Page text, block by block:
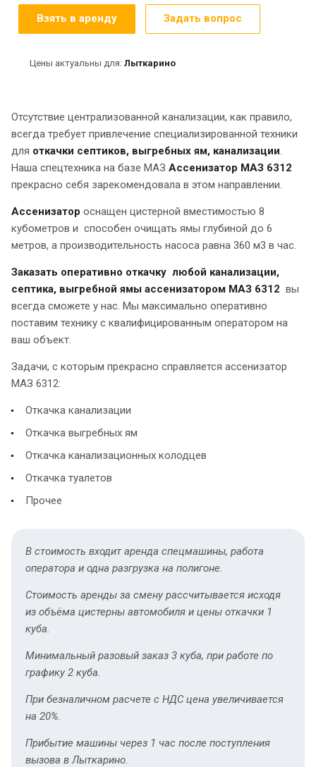
Взять в аренду Задать вопрос
Цены актуальны для: Лыткарино
Отсутствие централизованной канализации, как правило,
всегда требует привлечение специализированной техники
для откачки септиков, выгребных ям, канализации.
Наша спецтехника на базе МАЗ Ассенизатор МАЗ 6312
прекрасно себя зарекомендовала в этом направлении.
Ассенизатор оснащен цистерной вместимостью 8
кубометров и способен очищать ямы глубиной до 6
метров, а производительность насоса равна 360 м3 в час.
Заказать оперативно откачку любой канализации,
септика, выгребной ямы ассенизатором МАЗ 6312 вы
всегда сможете у нас. Мы максимально оперативно
поставим технику с квалифицированным оператором на
ваш объект.
Задачи, с которым прекрасно справляется ассенизатор
МАЗ 6312:
Откачка канализации
Откачка выгребных ям
Откачка канализационных колодцев
Откачка туалетов
Прочее
В стоимость входит аренда спецмашины, работа
оператора и одна разгрузка на полигоне.
Стоимость аренды за смену рассчитывается исходя
из объёма цистерны автомобиля и цены откачки 1
куба.
Минимальный разовый заказ 3 куба, при работе по
графику 2 куба.
При безналичном расчете с НДС цена увеличивается
на 20%.
Прибытие машины через 1 час после поступления
вызова в Лыткарино.